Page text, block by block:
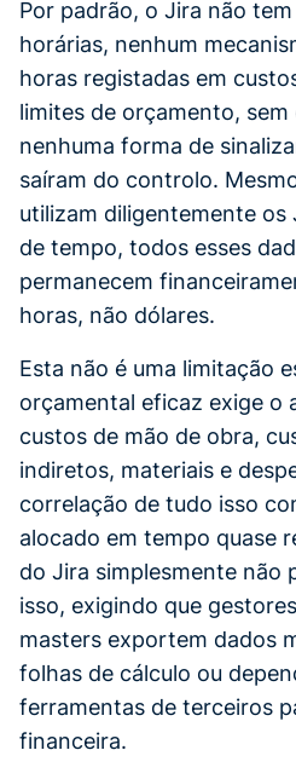
Por padrão, o Jira não
horárias, nenhum
horas registadas em
limites de orçamento,
nenhuma forma de
saíram do controlo.
utilizam diligentemente os
de tempo, todos esses
permanecem
horas, não dólares.
Esta não é uma limitação
orçamental eficaz exige o
custos de mão de obra,
indiretos, materiais e
correlação de tudo isso
alocado em tempo quase
do Jira simplesmente não
isso, exigindo que
masters exportem dados
folhas de cálculo ou
ferramentas de terceiros
financeira.